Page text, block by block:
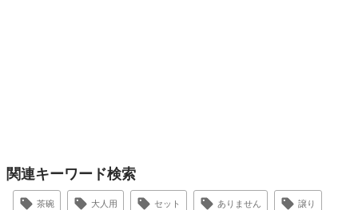
関連キーワード検索
茶碗 大人用 セット ありません 譲り